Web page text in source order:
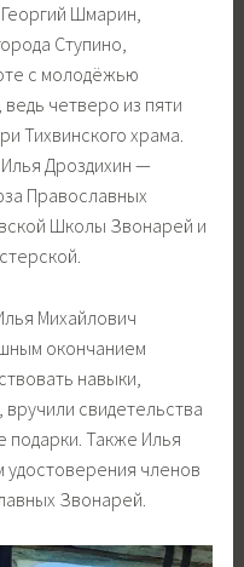
Шмарин,
Ступино,
с молодёжью
четверо из пяти
Тихвинского храма.
Дроздихин —
Православных
Школы Звонарей и
Михайлович
окончанием
навыки,
свидетельства
подарки. Также Илья
удостоверения членов
Звонарей.